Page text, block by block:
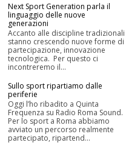
Next Sport Generation parla il
linguaggio delle nuove
generazioni
Accanto alle discipline tradizionali
stanno crescendo nuove forme di
partecipazione, innovazione
tecnologica. Per questo ci
incontreremo il...
Sullo sport ripartiamo dalle
periferie
Oggi l’ho ribadito a Quinta
Frequenza su Radio Roma Sound.
Per lo sport a Roma abbiamo
avviato un percorso realmente
partecipato, ripartend...